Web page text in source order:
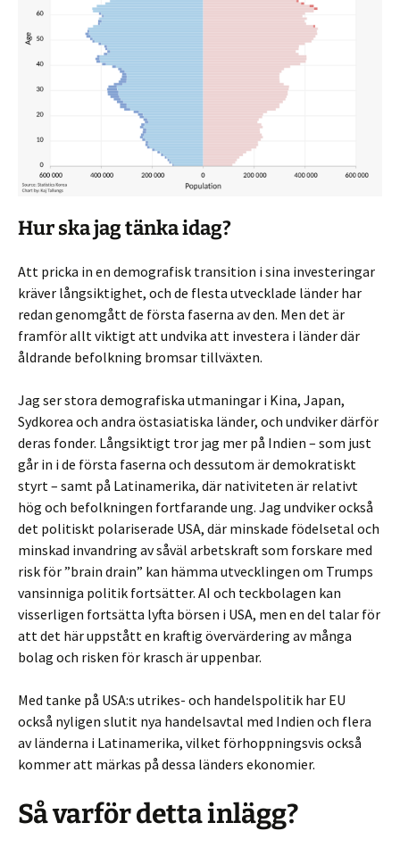
Hur ska jag tänka idag?
Att pricka in en demografisk transition i sina investeringar
kräver långsiktighet, och de flesta utvecklade länder har
redan genomgått de första faserna av den. Men det är
framför allt viktigt att undvika att investera i länder där
åldrande befolkning bromsar tillväxten.
Jag ser stora demografiska utmaningar i Kina, Japan,
Sydkorea och andra östasiatiska länder, och undviker därför
deras fonder. Långsiktigt tror jag mer på Indien – som just
går in i de första faserna och dessutom är demokratiskt
styrt – samt på Latinamerika, där nativiteten är relativt
hög och befolkningen fortfarande ung. Jag undviker också
det politiskt polariserade USA, där minskade födelsetal och
minskad invandring av såväl arbetskraft som forskare med
risk för ”brain drain” kan hämma utvecklingen om Trumps
vansinniga politik fortsätter. AI och teckbolagen kan
visserligen fortsätta lyfta börsen i USA, men en del talar för
att det här uppstått en kraftig övervärdering av många
bolag och risken för krasch är uppenbar.
Med tanke på USA:s utrikes- och handelspolitik har EU
också nyligen slutit nya handelsavtal med Indien och flera
av länderna i Latinamerika, vilket förhoppningsvis också
kommer att märkas på dessa länders ekonomier.
Så varför detta inlägg?